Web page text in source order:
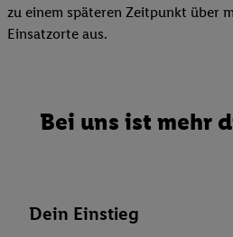
zu einem späteren Zeitpunkt über
Einsatzorte aus.
Bei uns ist mehr
Dein Einstieg